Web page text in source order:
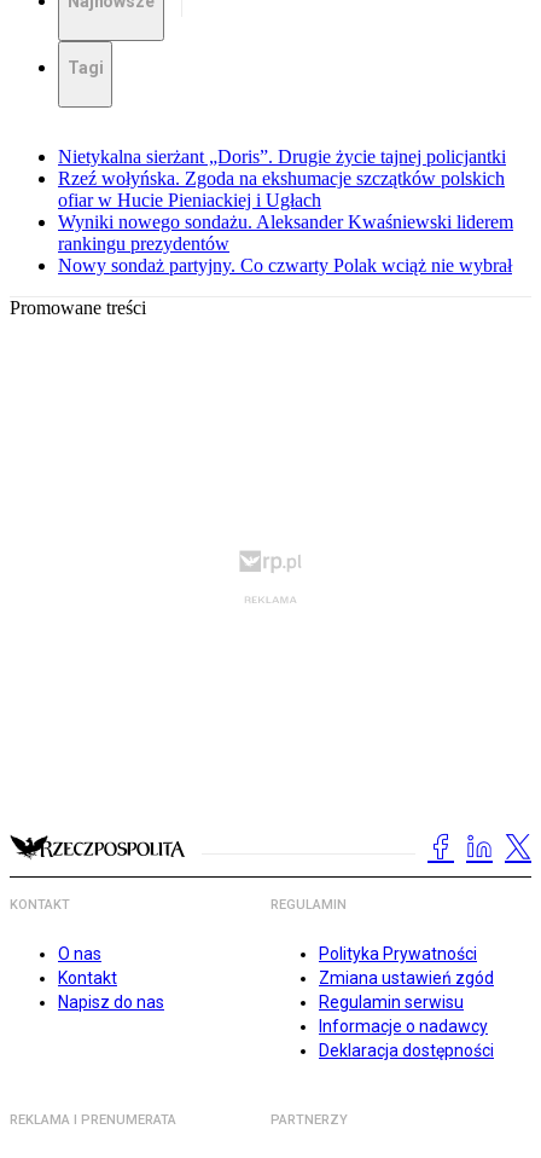
Tagi
Nietykalna sierżant „Doris”. Drugie życie tajnej policjantki
Rzeź wołyńska. Zgoda na ekshumacje szczątków polskich
ofiar w Hucie Pieniackiej i Ugłach
Wyniki nowego sondażu. Aleksander Kwaśniewski liderem
rankingu prezydentów
Nowy sondaż partyjny. Co czwarty Polak wciąż nie wybrał
Promowane treści
KONTAKT
O nas
Kontakt
Napisz do nas
REGULAMIN
Polityka Prywatności
Zmiana ustawień zgód
Regulamin serwisu
Informacje o nadawcy
Deklaracja dostępności
REKLAMA I PRENUMERATA PARTNERZY